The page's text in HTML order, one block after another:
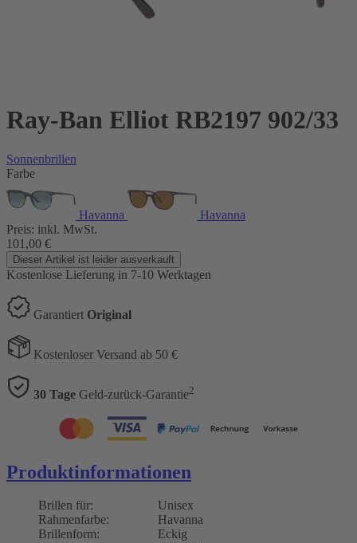
Ray-Ban Elliot RB2197 902/33
Sonnenbrillen
Farbe
Havanna
Havanna
Preis: inkl. MwSt.
101,00 €
Dieser Artikel ist leider ausverkauft
Kostenlose Lieferung in 7-10 Werktagen
Garantiert Original
Kostenloser Versand ab 50 €
30 Tage Geld-zurück-Garantie2
Produktinformationen
Brillen für:
Unisex
Rahmenfarbe:
Havanna
Brillenform:
Eckig